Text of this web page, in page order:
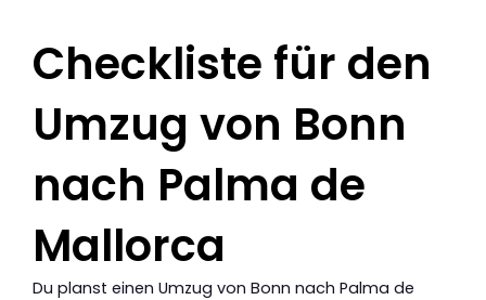
Checkliste für den
Umzug von Bonn
nach Palma de
Mallorca
Du planst einen Umzug von Bonn nach Palma de